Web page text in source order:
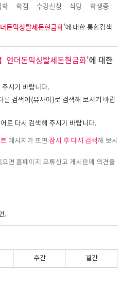
학 학점 수강신청 식당 학생증
돈믹싱탈세돈현금화'에 대한 통합검색
언더돈믹싱탈세돈현금화'에 대한
시기 바랍니다.
른 검색어(유사어)로 검색해 보시기 바랍
로 다시 검색해 주시기 바랍니다.
메시지가 뜨면 잠시 후 다시 검색해 보시
면 홈페이지 오류신고 게시판에 의견을
..
주간 월간